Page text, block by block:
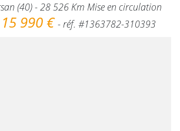
(40) - 28 526 Km Mise en circulation
15 990 €- réf. #1363782-310393